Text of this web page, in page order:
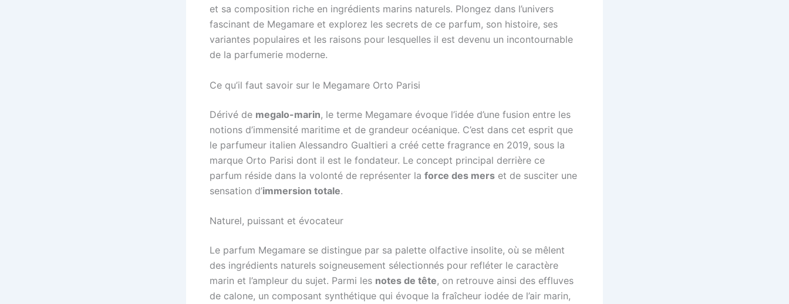
et sa composition riche en ingrédients marins naturels. Plongez dans l’univers
fascinant de Megamare et explorez les secrets de ce parfum, son histoire, ses
variantes populaires et les raisons pour lesquelles il est devenu un incontournable
de la parfumerie moderne.
Ce qu’il faut savoir sur le Megamare Orto Parisi
Dérivé de megalo-marin, le terme Megamare évoque l’idée d’une fusion entre les
notions d’immensité maritime et de grandeur océanique. C’est dans cet esprit que
le parfumeur italien Alessandro Gualtieri a créé cette fragrance en 2019, sous la
marque Orto Parisi dont il est le fondateur. Le concept principal derrière ce
parfum réside dans la volonté de représenter la force des mers et de susciter une
sensation d’immersion totale.
Naturel, puissant et évocateur
Le parfum Megamare se distingue par sa palette olfactive insolite, où se mêlent
des ingrédients naturels soigneusement sélectionnés pour refléter le caractère
marin et l’ampleur du sujet. Parmi les notes de tête, on retrouve ainsi des effluves
de calone, un composant synthétique qui évoque la fraîcheur iodée de l’air marin,